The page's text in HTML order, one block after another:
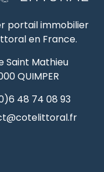
portail immobilier
en France.
Saint Mathieu
QUIMPER
48 74 08 93